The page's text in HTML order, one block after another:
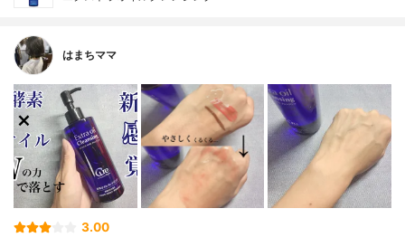
はまちママ
3.00